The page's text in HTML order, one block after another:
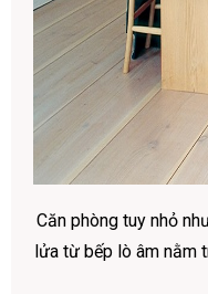
Căn phòng tuy nhỏ
lửa từ bếp lò âm nằm